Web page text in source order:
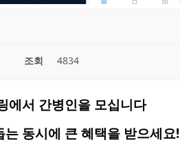
조회 4834
에서 간병인을 모십니다
는 동시에 큰 혜택을 받으세요!